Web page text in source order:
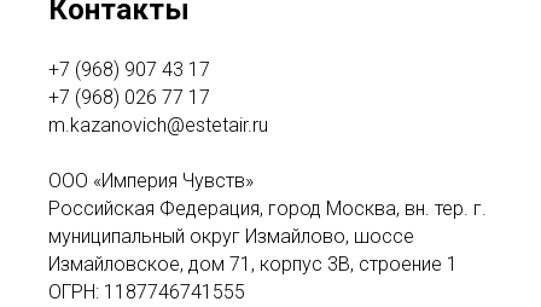
Контакты
+7 (968) 907 43 17
+7 (968) 026 77 17
m.kazanovich@estetair.ru
ООО «Империя Чувств»
Российская Федерация, город Москва, вн. тер. г.
муниципальный округ Измайлово, шоссе
Измайловское, дом 71, корпус 3В, строение 1
ОГРН: 1187746741555